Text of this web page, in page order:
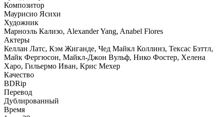
Композитор
Маурисио Ясихи
Художник
Марноэль Кализо, Alexander Yang, Anabel Flores
Актеры
Келлан Латс, Кэм Жиганде, Чед Майкл Коллинз, Тексас Бэттл,
Майк Фергюсон, Майкл-Джон Вульф, Нико Фостер, Хелена
Харо, Гильермо Иван, Крис Мехер
Качество
BDRip
Перевод
Дублированный
Время